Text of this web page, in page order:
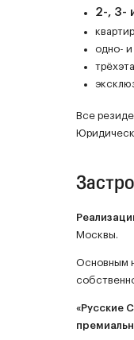
2-, 3-
одно- и
Все
Москвы.
Основным
«Русские